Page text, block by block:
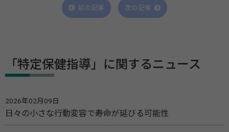
前の記事 次の記事
「特定保健指導」に関するニュース
2026年02月09日
日々の小さな行動変容で寿命が延びる可能性